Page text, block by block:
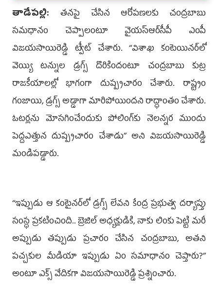
తాడేప‌ల్లి:తనపై చేసిన ఆరోపణలకు చంద్రబాబు
సమధానం చెప్పాలంటూ వైయ‌స్ఆర్‌సీపీ ఎంపీ
విజయసాయిరెడ్డి ట్వీట్‌ చేశారు. ‘‘విశాఖ కంటెయినర్‌లో
వెయ్యి టన్నుల డ్రగ్స్‌ దొరికిందంటూ చంద్రబాబు కుట్ర
రాజకీయాలల్లో భాగంగా దుష్ప్రచారం చేశారు. రాష్ట్రం
గంజాయి, డ్రగ్స్‌ అడ్డాగా మారిపోయిందని రాద్ధాంతం చేశారు.
ఓటర్లను మోసగించేందుకు పోలింగ్‌కు నెలన్నర ముందు
పెద్దఎత్తున దుష్ప్రచారం చేశాడు’’ అని విజయసాయిరెడ్డి
మండిపడ్డారు.
‘‘ఇప్పుడు ఆ కంటైనర్‌లో డ్రగ్స్ లేవని కేంద్ర ప్రభుత్వ దర్యాప్తు
సంస్ధ ప్రకటించింది.. బ్రెజిల్ అధ్యక్షుడికి, నాకు లింకు పెట్టి మరీ
అప్పుడు తప్పుడు ప్రచారం చేసిన చంద్రబాబు, అతని
పచ్చకుల మీడియా ఇప్పుడు ఏం సమాధానం చెప్తారు?’’
అంటూ ఎక్స్‌ వేదికగా విజయసాయిరెడ్డి ప్రశ్నించారు.